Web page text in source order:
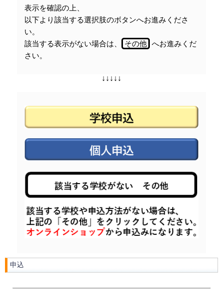
表示を確認の上、
以下より該当する選択肢のボタンへお進みくださ
い。
該当する表示がない場合は、
その他 へお進みくだ
さい。
↓↓↓↓↓
申込